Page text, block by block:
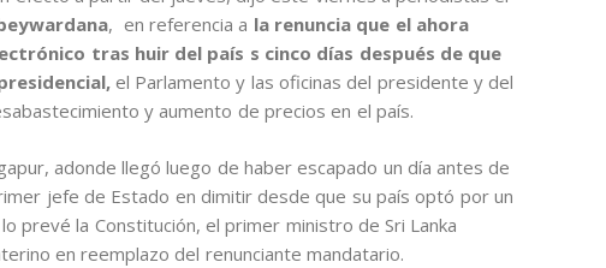
, en referencia a la renuncia que el ahora
tras huir del país s cinco días después de que
el Parlamento y las oficinas del presidente y del
y aumento de precios en el país.
adonde llegó luego de haber escapado un día antes de
jefe de Estado en dimitir desde que su país optó por un
prevé la Constitución, el primer ministro de Sri Lanka
en reemplazo del renunciante mandatario.